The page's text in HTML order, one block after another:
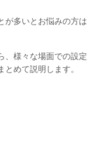
が多いとお悩みの方は
、様々な場面での設定
めて説明します。